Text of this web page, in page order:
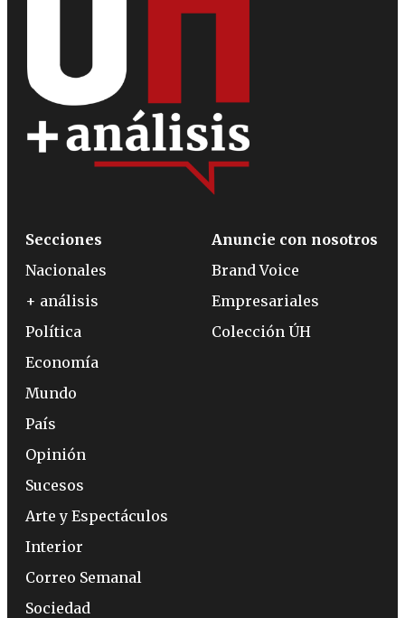
Secciones
Nacionales
+ análisis
Política
Economía
Mundo
País
Opinión
Sucesos
Arte y Espectáculos
Interior
Correo Semanal
Sociedad
Anuncie con nosotros
Brand Voice
Empresariales
Colección ÚH